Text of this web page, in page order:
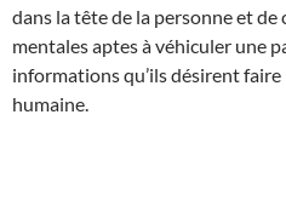
dans la tête de la personne et
mentales aptes à véhiculer une
informations qu’ils désirent faire
humaine.